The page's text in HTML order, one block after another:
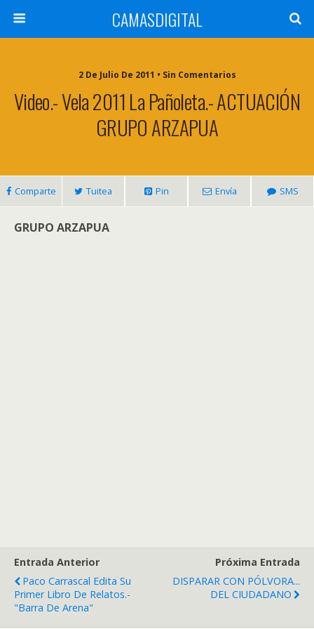
CAMASDIGITAL
2 De Julio De 2011 • Sin Comentarios
Video.- Vela 2011 La Pañoleta.- ACTUACIÓN
GRUPO ARZAPUA
Comparte Tuitea Pin Envía SMS
GRUPO ARZAPUA
Entrada Anterior
Paco Carrascal Edita Su
Primer Libro De Relatos.-
"Barra De Arena"
Próxima Entrada
DISPARAR CON PÓLVORA...
DEL CIUDADANO